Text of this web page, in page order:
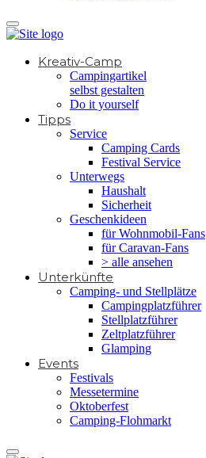
Kreativ-Camp
Campingartikel
selbst gestalten
Do it yourself
Tipps
Service
Camping Cards
Festival Service
Unterwegs
Haushalt
Sicherheit
Geschenkideen
für Wohnmobil-Fans
für Caravan-Fans
> alle ansehen
Unterkünfte
Camping- und Stellplätze
Campingplatzführer
Stellplatzführer
Zeltplatzführer
Glamping
Events
Festivals
Messetermine
Oktoberfest
Camping-Flohmarkt